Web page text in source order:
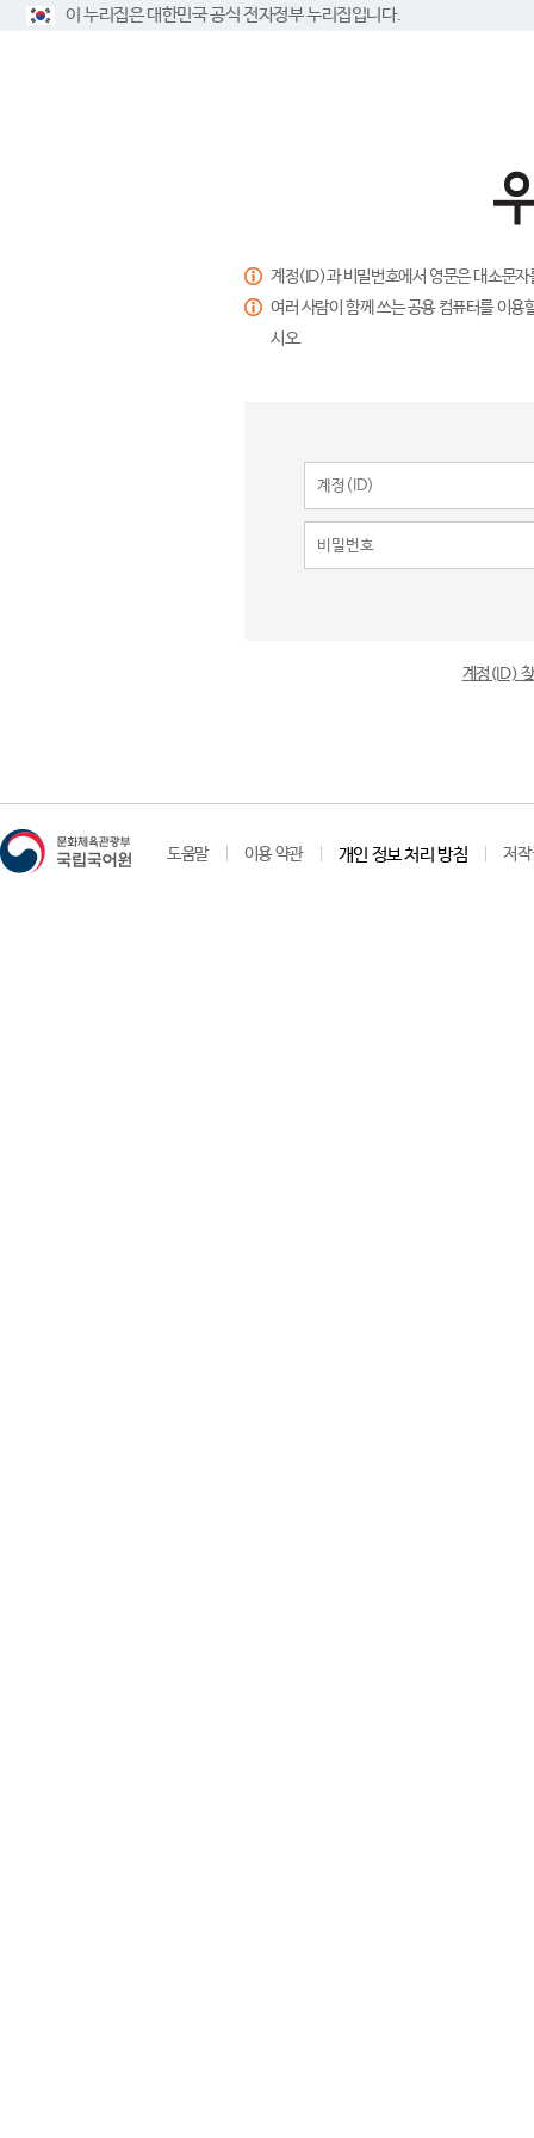
이 누리집은 대한민국 공식 전자정부 누리집입니다.
계정(ID)과 비밀번호에서 영문은 대소문
여러 사람이 함께 쓰는 공용 컴퓨터를 이
시오.
계정(ID)
도움말 이용 약관 개인 정보 처리 방침 저